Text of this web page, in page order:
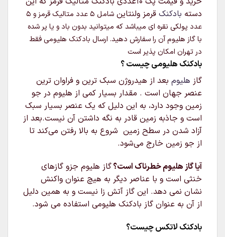
دسته بادکنک قرمز ولنتاین
شامل 5 عدد متالیک قرمز و 5
عدد پولکی نقره ای میباشد که میتوانید بدون باد و یا پر شده
با گاز هلیوم آن را سفارش دهید. ارسال بادکنک هلیومی فقط
در تهران امکان پذیر است
بادکنک هلیومی چیست ؟
گاز هلیوم بعد از هیدروژن سبک‌ ترین و فراوان‌ ترین
عنصر جهان است . مقدار بسیار کمی از هلیوم در جو
زمین وجود دارد، به این دلیل که یک عنصر بسیار سبک
است و جاذبه زمین قادر به نگه داشتن آن نیست.بعد از
آزاد شدن در سطح زمین شروع به بالا رفتن می‌کند تا
از جو زمین خارج می‌شود.
آیا گاز هلیوم خطرناک است؟گاز هلیوم جزو گازهای
خنثی است و با عناصر دیگر به هیچ عنوان واکنش
نشان نمی دهد. این گاز آتش زا نیست و به همین دلیل
از آن به عنوان گاز بادکنک هلیومی استفاده می شود.
بادکنک لاتکس چیست؟